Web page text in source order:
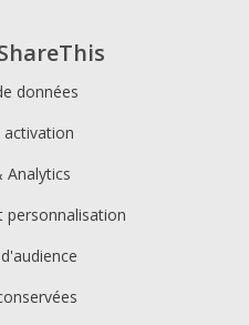
données
activation
Analytics
personnalisation